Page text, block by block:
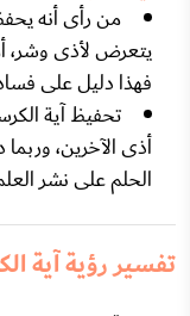
من رأى أنه
يتعرض لأذى وشر،
فهذا دليل على
تحفيظ آية
أذى الآخرين،
الحلم على نشر
تفسير رؤية آية